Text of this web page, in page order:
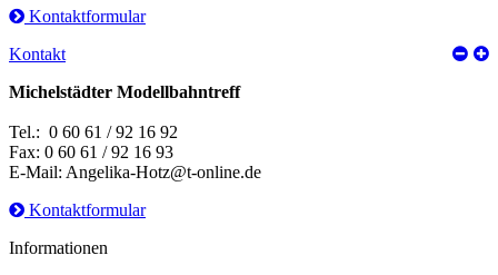
Kontaktformular
Kontakt
Michelstädter Modellbahntreff
Tel.: 0 60 61 / 92 16 92
Fax: 0 60 61 / 92 16 93
E-Mail: Angelika-Hotz@t-online.de
Kontaktformular
Informationen